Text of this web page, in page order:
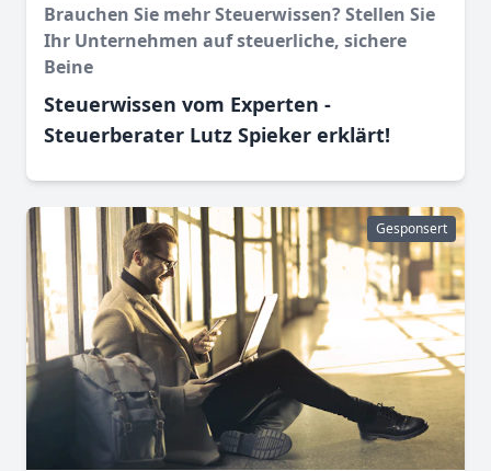
Brauchen Sie mehr Steuerwissen? Stellen Sie
Ihr Unternehmen auf steuerliche, sichere
Beine
Steuerwissen vom Experten -
Steuerberater Lutz Spieker erklärt!
Gesponsert